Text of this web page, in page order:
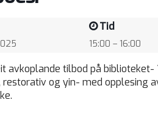
Tid
15:00 – 16:00
avkoplande tilbod på biblioteket-
og yin- med opplesing